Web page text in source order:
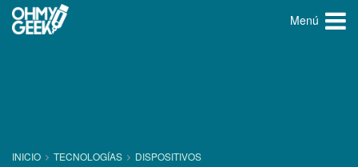
Menú
INICIO TECNOLOGÍ­AS DISPOSITIVOS